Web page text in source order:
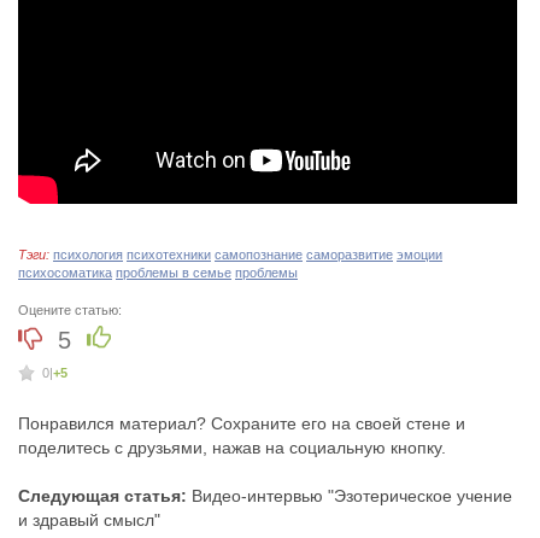
Тэги: психология психотехники самопознание саморазвитие эмоции
психосоматика проблемы в семье проблемы
Оцените статью:
5
0|+5
Понравился материал? Сохраните его на своей стене и
поделитесь с друзьями, нажав на социальную кнопку.
Следующая статья: Видео-интервью "Эзотерическое учение
и здравый смысл"